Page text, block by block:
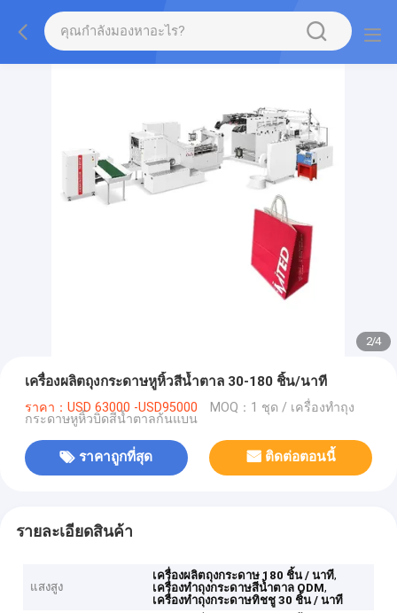
2/4
เครื่องผลิตถุงกระดาษหูหิ้วสีน้ำตาล 30-180 ชิ้น/นาที
ราคา：USD 63000 -USD95000 MOQ：1 ชุด / เครื่องทำถุง
กระดาษหูหิ้วบิดสีน้ำตาลก้นแบน
ราคาถูกที่สุด ติดต่อตอนนี้
รายละเอียดสินค้า
แสงสูง
เครื่องผลิตถุงกระดาษ 180 ชิ้น / นาที,
เครื่องทำถุงกระดาษสีน้ำตาล ODM,
เครื่องทำถุงกระดาษทิชชู 30 ชิ้น / นาที